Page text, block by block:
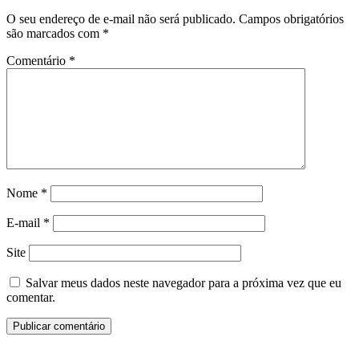
O seu endereço de e-mail não será publicado. Campos obrigatórios
são marcados com *
Comentário *
Nome *
E-mail *
Site
Salvar meus dados neste navegador para a próxima vez que eu
comentar.